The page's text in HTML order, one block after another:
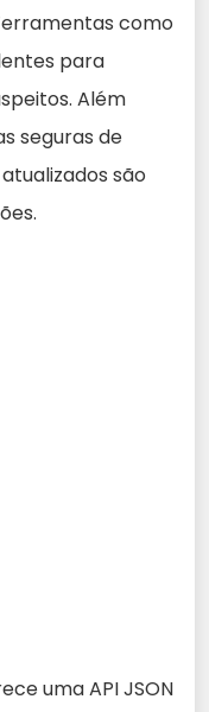
como
para
Além
seguras de
são
uma API JSON